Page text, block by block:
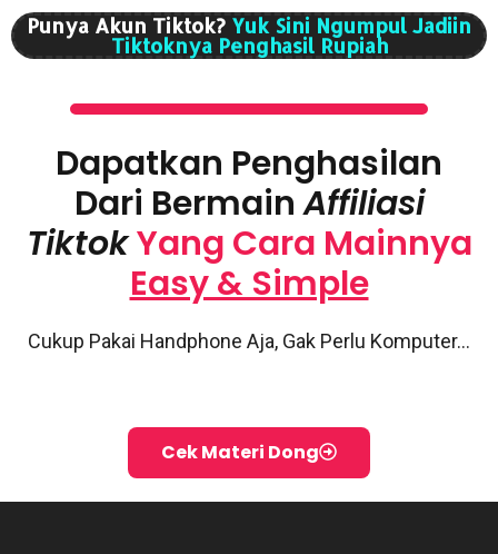
Punya Akun Tiktok? Yuk Sini Ngumpul Jadiin
Tiktoknya Penghasil Rupiah
Dapatkan Penghasilan
Dari BermainAffiliasi
TiktokYang Cara Mainnya
Easy & Simple
Cukup Pakai Handphone Aja, Gak Perlu Komputer…
Cek Materi Dong